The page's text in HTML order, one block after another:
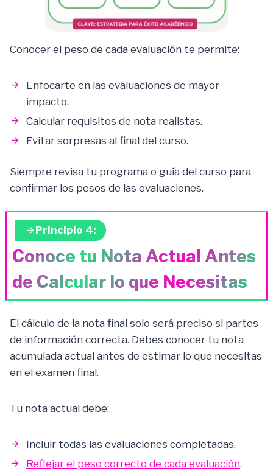
Conocer el peso de cada evaluación te permite:
Enfocarte en las evaluaciones de mayor
impacto.
Calcular requisitos de nota realistas.
Evitar sorpresas al final del curso.
Siempre revisa tu programa o guía del curso para
confirmar los pesos de las evaluaciones.
Principio 4:
Conoce tu Nota Actual Antes
de Calcular lo que Necesitas
El cálculo de la nota final solo será preciso si partes
de información correcta. Debes conocer tu nota
acumulada actual antes de estimar lo que necesitas
en el examen final.
Tu nota actual debe:
Incluir todas las evaluaciones completadas.
Reflejar el peso correcto de cada evaluación.